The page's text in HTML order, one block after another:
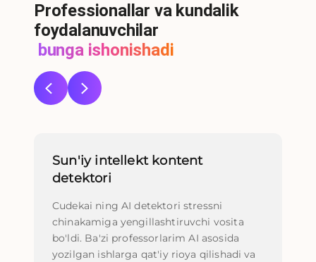
Professionallar va kundalik
foydalanuvchilar
bunga ishonishadi
Sun'iy intellekt kontent
detektori
Cudekai ning AI detektori stressni
chinakamiga yengillashtiruvchi vosita
bo'ldi. Ba'zi professorlarim AI asosida
yozilgan ishlarga qat'iy rioya qilishadi va